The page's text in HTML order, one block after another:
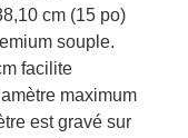
cm (15 po)
souple.
facilite
maximum
est gravé sur